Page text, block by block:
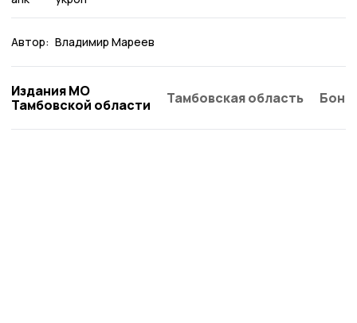
Автор: Владимир Мареев
Издания МО
Тамбовской области
Тамбовская область